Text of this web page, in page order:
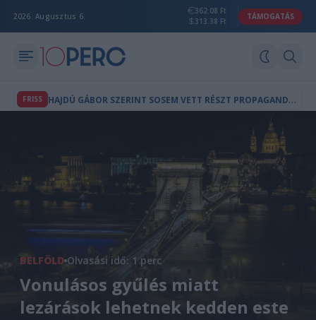
2026. Augusztus 6.
362.08 Ft
313.38 Ft
TÁMOGATÁS
FRISS H
AJDÚ GÁBOR SZERINT SOSEM VETT RÉSZT PROPAGANDAMŰSOROK KÉSZÍTÉSÉBEN
BELFÖLD Olvasási idő: 1 perc
Vonulásos gyűlés miatt
lezárások lehetnek kedden este